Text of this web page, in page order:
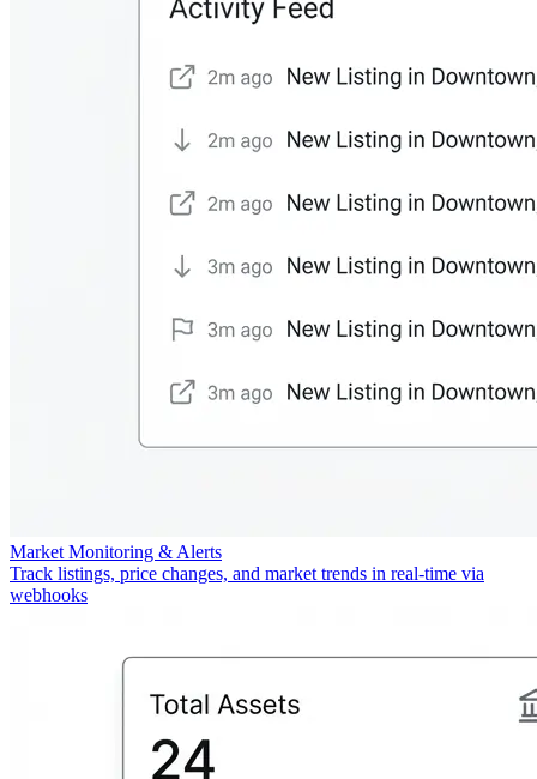
Market Monitoring & Alerts
Track listings, price changes, and market trends in real-time via
webhooks